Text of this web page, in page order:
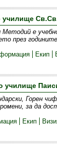
училище
е
през
Екип
училище
Горен
за да
Екип